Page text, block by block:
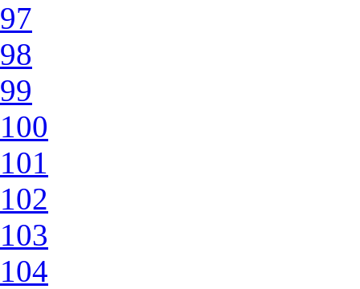
97
98
99
100
101
102
103
104